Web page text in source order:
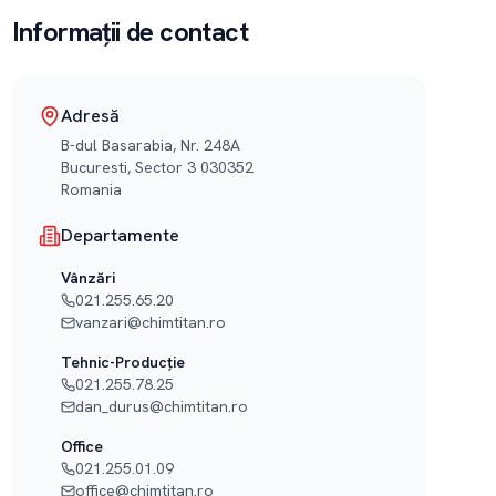
Informații de contact
Adresă
B-dul Basarabia, Nr. 248A
Bucuresti, Sector 3 030352
Romania
Departamente
Vânzări
021.255.65.20
vanzari@chimtitan.ro
Tehnic-Producție
021.255.78.25
dan_durus@chimtitan.ro
Office
021.255.01.09
office@chimtitan.ro